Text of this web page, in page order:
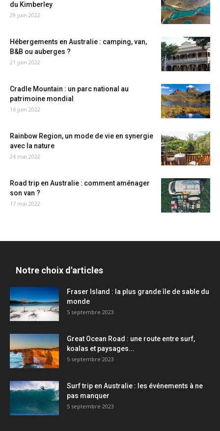
du Kimberley
29 juin 2022
Hébergements en Australie : camping, van,
B&B ou auberges ?
21 juin 2022
Cradle Mountain : un parc national au
patrimoine mondial
16 juin 2022
Rainbow Region, un mode de vie en synergie
avec la nature
24 mai 2022
Road trip en Australie : comment aménager
son van ?
17 mai 2022
Notre choix d'articles
Fraser Island : la plus grande île de sable du
monde
5 septembre 2023
Great Ocean Road : une route entre surf,
koalas et paysages...
5 septembre 2023
Surf trip en Australie : les événements à ne
pas manquer
5 septembre 2023